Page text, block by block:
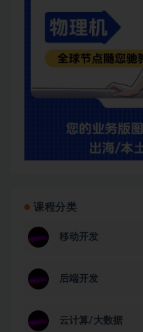
课程分类
移动开发
后端开发
云计算/大数据